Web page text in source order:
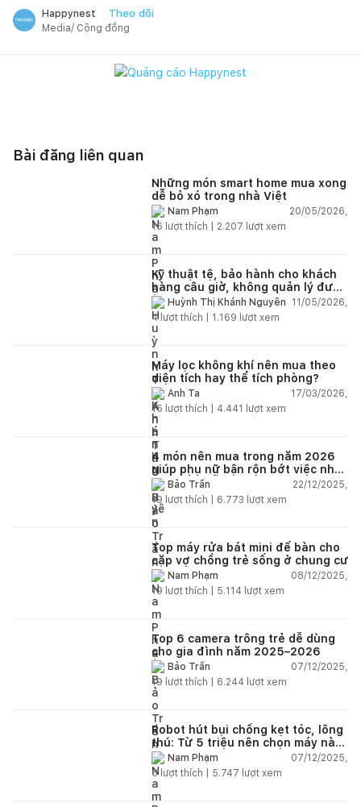
Happynest Theo dõi
Media/ Cộng đồng
Bài đăng liên quan
Những món smart home mua xong
dễ bỏ xó trong nhà Việt
Nam Phạm
20/05/2026,
16 lượt thích | 2.207 lượt xem
Kỹ thuật tệ, bảo hành cho khách
hàng câu giờ, không quản lý được
nhân viên xây dựng của mình,
điện nhẹ, điện nước, tường quá
kém. Luôn đổ lỗi cho nhân viên.
Bảo hành quá tệ, tôi phải đợi rất
lâu mới dc bảo hành, liên hệ để
được bảo hành thì bơ khách
Huỳnh Thị Khánh Nguyên
11/05/2026,
4lượt thích | 1.169 lượt xem
Máy lọc không khí nên mua theo
diện tích hay thể tích phòng?
Anh Ta
17/03/2026,
15 lượt thích | 4.441 lượt xem
4 món nên mua trong năm 2026
giúp phụ nữ bận rộn bớt việc nhà,
nhẹ đầu mỗi ngày
Bảo Trần
22/12/2025,
19 lượt thích | 6.773 lượt xem
Top máy rửa bát mini để bàn cho
cặp vợ chồng trẻ sống ở chung cư
Nam Phạm
08/12/2025,
19 lượt thích | 5.114 lượt xem
Top 6 camera trông trẻ dễ dùng
cho gia đình năm 2025–2026
Bảo Trần
07/12/2025,
19 lượt thích | 6.244 lượt xem
Robot hút bụi chống kẹt tóc, lông
thú: Từ 5 triệu nên chọn máy nào
năm 2025–2026?
Nam Phạm
07/12/2025,
6lượt thích | 5.747 lượt xem